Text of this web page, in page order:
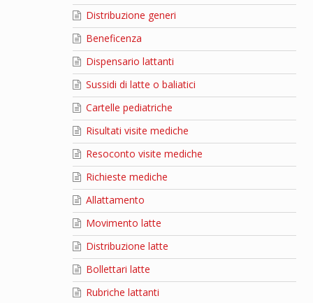
Distribuzione generi
Beneficenza
Dispensario lattanti
Sussidi di latte o baliatici
Cartelle pediatriche
Risultati visite mediche
Resoconto visite mediche
Richieste mediche
Allattamento
Movimento latte
Distribuzione latte
Bollettari latte
Rubriche lattanti